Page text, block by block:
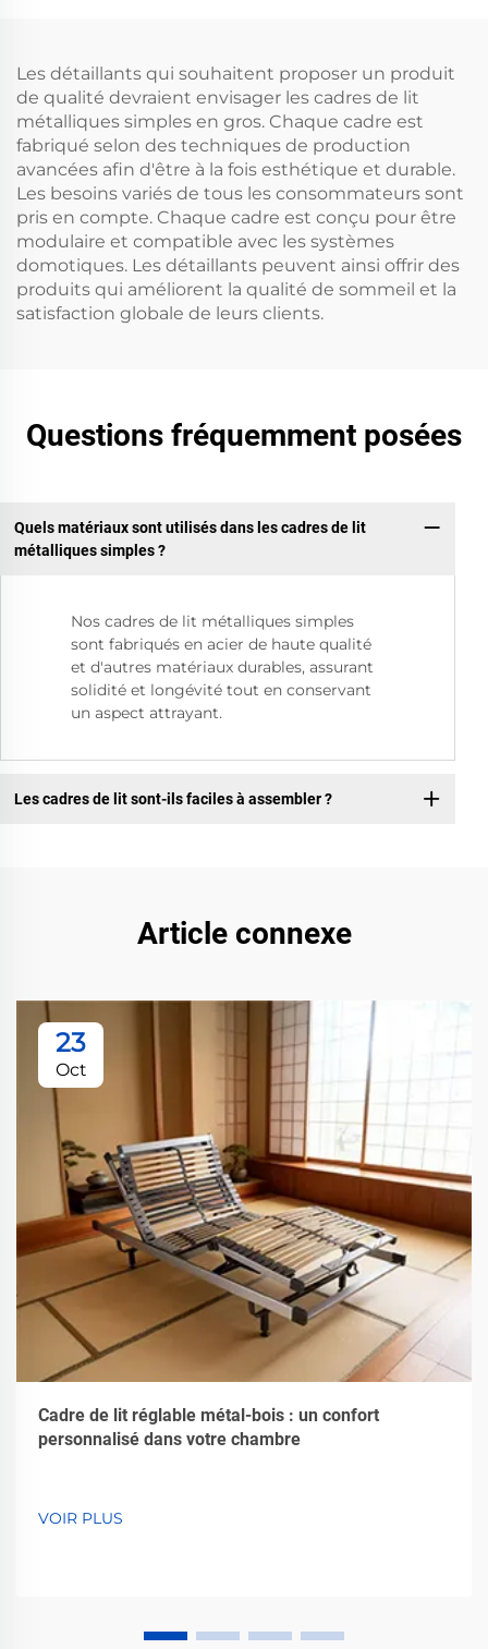
Les détaillants qui souhaitent proposer un produit
de qualité devraient envisager les cadres de lit
métalliques simples en gros. Chaque cadre est
fabriqué selon des techniques de production
avancées afin d'être à la fois esthétique et durable.
Les besoins variés de tous les consommateurs sont
pris en compte. Chaque cadre est conçu pour être
modulaire et compatible avec les systèmes
domotiques. Les détaillants peuvent ainsi offrir des
produits qui améliorent la qualité de sommeil et la
satisfaction globale de leurs clients.
Questions fréquemment posées
Quels matériaux sont utilisés dans les cadres de lit
métalliques simples ?
Nos cadres de lit métalliques simples
sont fabriqués en acier de haute qualité
et d'autres matériaux durables, assurant
solidité et longévité tout en conservant
un aspect attrayant.
Les cadres de lit sont-ils faciles à assembler ?
Article connexe
23
Oct
Cadre de lit réglable métal-bois : un confort
personnalisé dans votre chambre
VOIR PLUS